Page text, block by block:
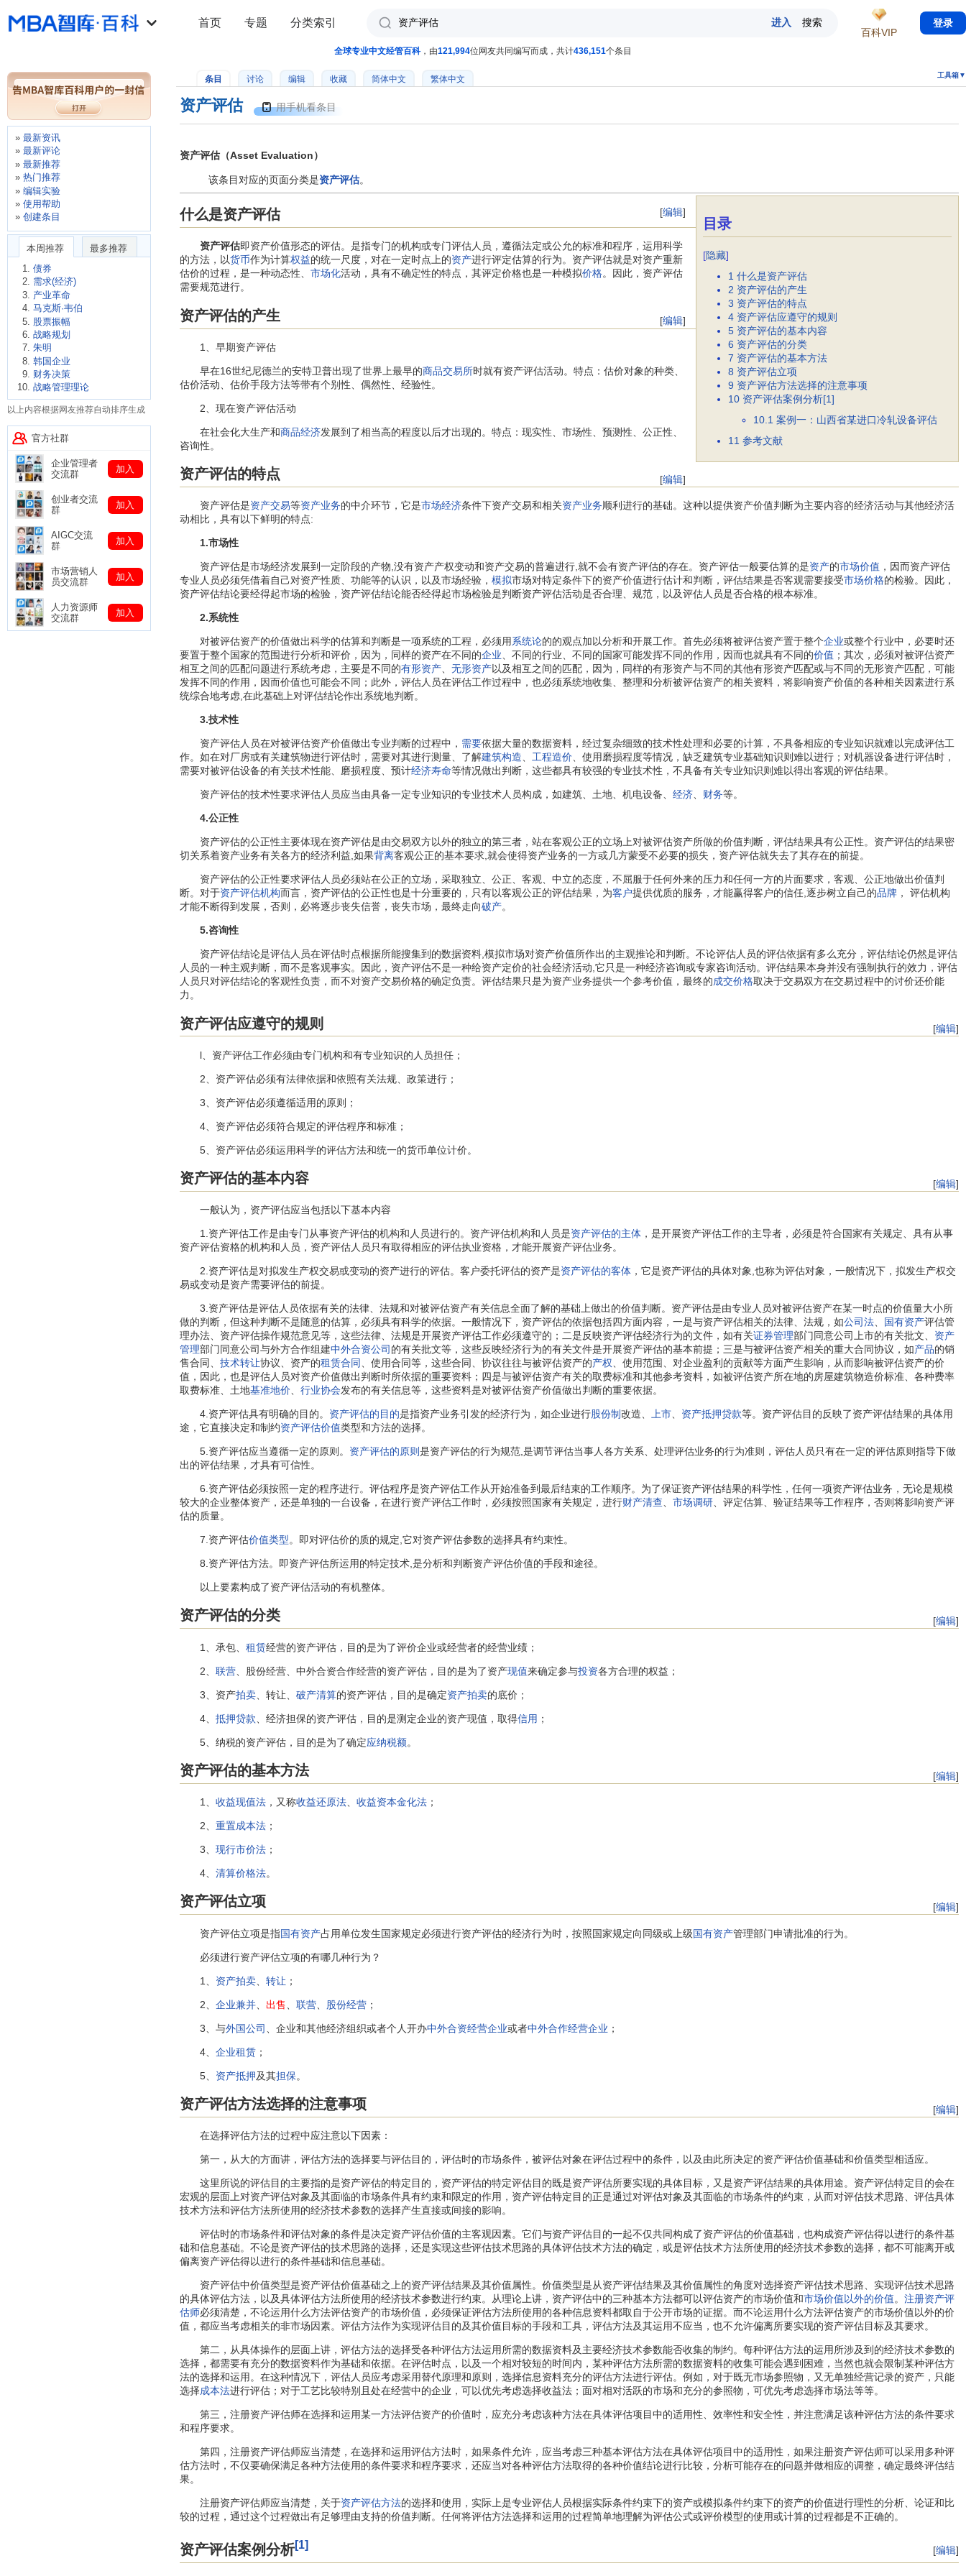
全球专业中文经管百科 ，由121,994位网友共同编写而成，共计436,151个条目
条目 讨论 编辑 收藏 简体中文 繁体中文 工具箱▼
资产评估 用手机看条目
资产评估（Asset Evaluation）
该条目对应的页面分类是资产评估。
目录
[隐藏]
1 什么是资产评估
2 资产评估的产生
3 资产评估的特点
4 资产评估应遵守的规则
5 资产评估的基本内容
6 资产评估的分类
7 资产评估的基本方法
8 资产评估立项
9 资产评估方法选择的注意事项
10 资产评估案例分析[1]
10.1 案例一：山西省某进口冷轧设备评估
11 参考文献
[编辑]
什么是资产评估
资产评估即资产价值形态的评估。是指专门的机构或专门评估人员，遵循法定或公允的标准和程序，运用科学
的方法，以货币作为计算权益的统一尺度，对在一定时点上的资产进行评定估算的行为。资产评估就是对资产重新
估价的过程，是一种动态性、 市场化活动，具有不确定性的特点，其评定价格也是一种模拟价格。因此，资产评估
需要规范进行。
[编辑]
资产评估的产生
1、早期资产评估
早在16世纪尼德兰的安特卫普出现了世界上最早的商品交易所时就有资产评估活动。特点：估价对象的种类、
估价活动、估价手段方法等带有个别性、偶然性、经验性。
2、现在资产评估活动
在社会化大生产和商品经济发展到了相当高的程度以后才出现的。特点：现实性、市场性、预测性、公正性、
咨询性。
[编辑]
资产评估的特点
资产评估是资产交易等资产业务的中介环节，它是市场经济条件下资产交易和相关资产业务顺利进行的基础。这种以提供资产价值判断为主要内容的经济活动与其他经济活
动相比，具有以下鲜明的特点:
1.市场性
资产评估是市场经济发展到一定阶段的产物,没有资产产权变动和资产交易的普遍进行,就不会有资产评估的存在。资产评估一般要估算的是资产的市场价值 ，因而资产评估
专业人员必须凭借着自己对资产性质、功能等的认识，以及市场经验， 模拟市场对特定条件下的资产价值进行估计和判断，评估结果是否客观需要接受市场价格的检验。因此，
资产评估结论要经得起市场的检验，资产评估结论能否经得起市场检验是判断资产评估活动是否合理、规范，以及评估人员是否合格的根本标准。
2.系统性
对被评估资产的价值做出科学的估算和判断是一项系统的工程，必须用系统论的的观点加以分析和开展工作。首先必须将被评估资产置于整个企业或整个行业中，必要时还
要置于整个国家的范围进行分析和评价，因为，同样的资产在不同的企业、不同的行业、不同的国家可能发挥不同的作用，因而也就具有不同的价值 ；其次，必须对被评估资产
相互之间的匹配问题进行系统考虑，主要是不同的有形资产、 无形资产以及相互之间的匹配，因为，同样的有形资产与不同的其他有形资产匹配或与不同的无形资产匹配，可能
发挥不同的作用，因而价值也可能会不同；此外，评估人员在评估工作过程中，也必须系统地收集、整理和分析被评估资产的相关资料，将影响资产价值的各种相关因素进行系
统综合地考虑,在此基础上对评估结论作出系统地判断。
3.技术性
资产评估人员在对被评估资产价值做出专业判断的过程中， 需要依据大量的数据资料，经过复杂细致的技术性处理和必要的计算，不具备相应的专业知识就难以完成评估工
作。如在对厂房或有关建筑物进行评估时，需要对其进行测量、了解建筑构造、 工程造价、使用磨损程度等情况，缺乏建筑专业基础知识则难以进行；对机器设备进行评估时，
需要对被评估设备的有关技术性能、磨损程度、预计经济寿命等情况做出判断，这些都具有较强的专业技术性，不具备有关专业知识则难以得出客观的评估结果。
资产评估的技术性要求评估人员应当由具备一定专业知识的专业技术人员构成，如建筑、土地、机电设备、 经济、 财务等。
4.公正性
资产评估的公正性主要体现在资产评估是由交易双方以外的独立的第三者，站在客观公正的立场上对被评估资产所做的价值判断，评估结果具有公正性。资产评估的结果密
切关系着资产业务有关各方的经济利益,如果背离客观公正的基本要求,就会使得资产业务的一方或几方蒙受不必要的损失，资产评估就失去了其存在的前提。
资产评估的公正性要求评估人员必须站在公正的立场，采取独立、公正、客观、中立的态度，不屈服于任何外来的压力和任何一方的片面要求，客观、公正地做出价值判
断。对于资产评估机构而言，资产评估的公正性也是十分重要的，只有以客观公正的评估结果，为客户提供优质的服务，才能赢得客户的信任,逐步树立自己的品牌 ， 评估机构
才能不断得到发展，否则，必将逐步丧失信誉，丧失市场，最终走向破产。
5.咨询性
资产评估结论是评估人员在评估时点根据所能搜集到的数据资料,模拟市场对资产价值所作出的主观推论和判断。不论评估人员的评估依据有多么充分，评估结论仍然是评估
人员的一种主观判断，而不是客观事实。因此，资产评估不是一种给资产定价的社会经济活动,它只是一种经济咨询或专家咨询活动。评估结果本身并没有强制执行的效力，评估
人员只对评估结论的客观性负责，而不对资产交易价格的确定负责。评估结果只是为资产业务提供一个参考价值，最终的成交价格取决于交易双方在交易过程中的讨价还价能
力。
[编辑]
资产评估应遵守的规则
l、资产评估工作必须由专门机构和有专业知识的人员担任；
2、资产评估必须有法律依据和依照有关法规、政策进行；
3、资产评估必须遵循适用的原则；
4、资产评估必须符合规定的评估程序和标准；
5、资产评估必须运用科学的评估方法和统一的货币单位计价。
[编辑]
资产评估的基本内容
一般认为，资产评估应当包括以下基本内容
1.资产评估工作是由专门从事资产评估的机构和人员进行的。资产评估机构和人员是资产评估的主体 ，是开展资产评估工作的主导者，必须是符合国家有关规定、具有从事
资产评估资格的机构和人员，资产评估人员只有取得相应的评估执业资格，才能开展资产评估业务。
2.资产评估是对拟发生产权交易或变动的资产进行的评估。客户委托评估的资产是资产评估的客体 ，它是资产评估的具体对象,也称为评估对象，一般情况下，拟发生产权交
易或变动是资产需要评估的前提。
3.资产评估是评估人员依据有关的法律、法规和对被评估资产有关信息全面了解的基础上做出的价值判断。资产评估是由专业人员对被评估资产在某一时点的价值量大小所
做的判断，但这种判断不是随意的估算，必须具有科学的依据。一般情况下，资产评估的依据包括四方面内容，一是与资产评估相关的法律、法规，如公司法 国有资产评估管
理办法、资产评估操作规范意见等，这些法律、法规是开展资产评估工作必须遵守的；二是反映资产评估经济行为的文件，如有关证券管理部门同意公司上市的有关批文、 资产
管理部门同意公司与外方合作组建中外合资公司 的有关批文等，这些反映经济行为的有关文件是开展资产评估的基本前提；三是与被评估资产相关的重大合同协议，如产品的销
售合同、 技术转让协议、资产的租赁合同 、使用合同等，这些合同、协议往往与被评估资产的产权 、使用范围、对企业盈利的贡献等方面产生影响，从而影响被评估资产的价
值，因此，也是评估人员对资产价值做出判断时所依据的重要资料；四是与被评估资产有关的取费标准和其他参考资料，如被评估资产所在地的房屋建筑物造价标准、各种费率
取费标准、土地基准地价 行业协会发布的有关信息等，这些资料是对被评估资产价值做出判断的重要依据。
4.资产评估具有明确的目的。 资产评估的目的是指资产业务引发的经济行为，如企业进行股份制改造、 上市 资产抵押贷款等。资产评估目的反映了资产评估结果的具体用
途，它直接决定和制约资产评估价值类型和方法的选择。
5.资产评估应当遵循一定的原则。 资产评估的原则是资产评估的行为规范,是调节评估当事人各方关系、处理评估业务的行为准则，评估人员只有在一定的评估原则指导下做
出的评估结果，才具有可信性。
6.资产评估必须按照一定的程序进行。评估程序是资产评估工作从开始准备到最后结束的工作顺序。为了保证资产评估结果的科学性，任何一项资产评估业务，无论是规模
较大的企业整体资产，还是单独的一台设备，在进行资产评估工作时，必须按照国家有关规定，进行财产清查 市场调研 、评定估算、验证结果等工作程序，否则将影响资产评
估的质量。
7.资产评估价值类型。即对评估价的质的规定,它对资产评估参数的选择具有约束性。
8.资产评估方法。即资产评估所运用的特定技术,是分析和判断资产评估价值的手段和途径。
以上要素构成了资产评估活动的有机整体。
[编辑]
资产评估的分类
1、承包、 租赁经营的资产评估，目的是为了评价企业或经营者的经营业绩；
2、 联营 、股份经营、中外合资合作经营的资产评估，目的是为了资产现值来确定参与投资各方合理的权益；
3、资产拍卖 、转让、 破产清算的资产评估，目的是确定资产拍卖的底价；
4、 抵押贷款 、经济担保的资产评估，目的是测定企业的资产现值，取得信用 ；
5、纳税的资产评估，目的是为了确定应纳税额。
[编辑]
资产评估的基本方法
1、 收益现值法 ，又称收益还原法 收益资本金化法 ；
2、 重置成本法 ；
3、 现行市价法 ；
4、 清算价格法。
[编辑]
资产评估立项
资产评估立项是指国有资产占用单位发生国家规定必须进行资产评估的经济行为时，按照国家规定向同级或上级国有资产管理部门申请批准的行为。
必须进行资产评估立项的有哪几种行为？
1、 资产拍卖 转让 ；
2、 企业兼并 出售 联营 股份经营 ；
3、与外国公司 、企业和其他经济组织或者个人开办中外合资经营企业或者中外合作经营企业 ；
4、 企业租赁 ；
5、 资产抵押及其担保。
[编辑]
资产评估方法选择的注意事项
在选择评估方法的过程中应注意以下因素：
第一，从大的方面讲，评估方法的选择要与评估目的，评估时的市场条件，被评估对象在评估过程中的条件，以及由此所决定的资产评估价值基础和价值类型相适应。
这里所说的评估目的主要指的是资产评估的特定目的，资产评估的特定评估目的既是资产评估所要实现的具体目标，又是资产评估结果的具体用途。资产评估特定目的会在
宏观的层面上对资产评估对象及其面临的市场条件具有约束和限定的作用，资产评估特定目的正是通过对评估对象及其面临的市场条件的约束，从而对评估技术思路、评估具体
技术方法和评估方法所使用的经济技术参数的选择产生直接或间接的影响。
评估时的市场条件和评估对象的条件是决定资产评估价值的主客观因素。它们与资产评估目的一起不仅共同构成了资产评估的价值基础，也构成资产评估得以进行的条件基
础和信息基础。不论是资产评估的技术思路的选择，还是实现这些评估技术思路的具体评估技术方法的确定，或是评估技术方法所使用的经济技术参数的选择，都不可能离开或
偏离资产评估得以进行的条件基础和信息基础。
资产评估中价值类型是资产评估价值基础之上的资产评估结果及其价值属性。价值类型是从资产评估结果及其价值属性的角度对选择资产评估技术思路、实现评估技术思路
的具体评估方法，以及具体评估方法所使用的经济技术参数进行约束。从理论上讲，资产评估中的三种基本方法都可以评估资产的市场价值和市场价值以外的价值。 注册资产评
估师必须清楚，不论运用什么方法评估资产的市场价值，必须保证评估方法所使用的各种信息资料都取自于公开市场的证据。而不论运用什么方法评估资产的市场价值以外的价
值，都应当考虑相关的非市场因素。评估方法作为实现评估目的及其价值目标的手段和工具，评估方法及其运用不应当，也不允许偏离所要实现的资产评估目标及其要求。
第二，从具体操作的层面上讲，评估方法的选择受各种评估方法运用所需的数据资料及主要经济技术参数能否收集的制约。每种评估方法的运用所涉及到的经济技术参数的
选择，都需要有充分的数据资料作为基础和依据。在评估时点，以及一个相对较短的时间内，某种评估方法所需的数据资料的收集可能会遇到困难，当然也就会限制某种评估方
法的选择和运用。在这种情况下，评估人员应考虑采用替代原理和原则，选择信息资料充分的评估方法进行评估。例如，对于既无市场参照物，又无单独经营记录的资产，只能
选择成本法进行评估；对于工艺比较特别且处在经营中的企业，可以优先考虑选择收益法；面对相对活跃的市场和充分的参照物，可优先考虑选择市场法等等。
第三，注册资产评估师在选择和运用某一方法评估资产的价值时，应充分考虑该种方法在具体评估项目中的适用性、效率性和安全性，并注意满足该种评估方法的条件要求
和程序要求。
第四，注册资产评估师应当清楚，在选择和运用评估方法时，如果条件允许，应当考虑三种基本评估方法在具体评估项目中的适用性，如果注册资产评估师可以采用多种评
估方法时，不仅要确保满足各种方法使用的条件要求和程序要求，还应当对各种评估方法取得的各种价值结论进行比较，分析可能存在的问题并做相应的调整，确定最终评估结
果。
注册资产评估师应当清楚，关于资产评估方法的选择和使用，实际上是专业评估人员根据实际条件约束下的资产或模拟条件约束下的资产的价值进行理性的分析、论证和比
较的过程，通过这个过程做出有足够理由支持的价值判断。任何将评估方法选择和运用的过程简单地理解为评估公式或评价模型的使用或计算的过程都是不正确的。
[编辑]
资产评估案例分析[1]
首页 专题 分类索引
百科VIP
登录
最新资讯
最新评论
最新推荐
热门推荐
编辑实验
使用帮助
创建条目
本周推荐
最多推荐
债券
需求(经济)
产业革命
马克斯·韦伯
股票振幅
战略规划
朱明
韩国企业
财务决策
战略管理理论
以上内容根据网友推荐自动排序生成
官方社群
企业管理者
交流群
加入
创业者交流
群
加入
AIGC交流
群
加入
市场营销人
员交流群
加入
人力资源师
交流群
加入